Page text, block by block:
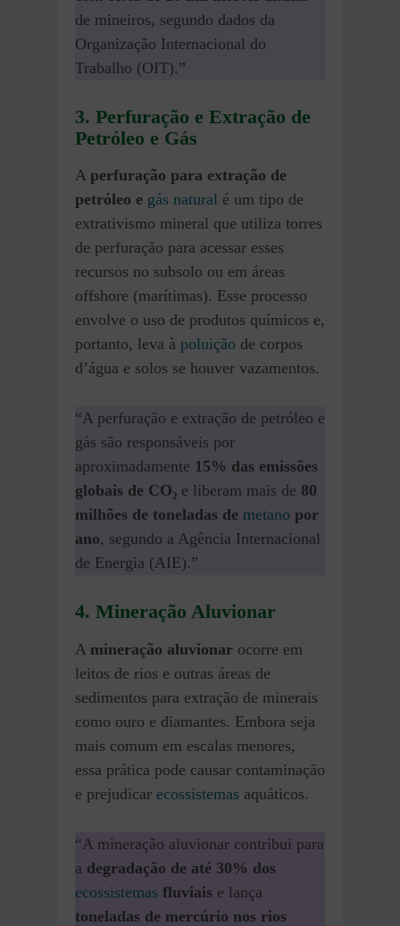
de mineiros, segundo dados da
Organização Internacional do
Trabalho (OIT).”
3. Perfuração e Extração de
Petróleo e Gás
A perfuração para extração de
petróleo e gás natural é um tipo de
extrativismo mineral que utiliza torres
de perfuração para acessar esses
recursos no subsolo ou em áreas
offshore (marítimas). Esse processo
envolve o uso de produtos químicos e,
portanto, leva à poluição de corpos
d’água e solos se houver vazamentos.
“A perfuração e extração de petróleo e
gás são responsáveis por
aproximadamente 15% das emissões
globais de CO₂ e liberam mais de 80
milhões de toneladas de metano por
ano, segundo a Agência Internacional
de Energia (AIE).”
4. Mineração Aluvionar
A mineração aluvionar ocorre em
leitos de rios e outras áreas de
sedimentos para extração de minerais
como ouro e diamantes. Embora seja
mais comum em escalas menores,
essa prática pode causar contaminação
e prejudicar ecossistemas aquáticos.
“A mineração aluvionar contribui para
a degradação de até 30% dos
ecossistemas fluviais e lança
toneladas de mercúrio nos rios